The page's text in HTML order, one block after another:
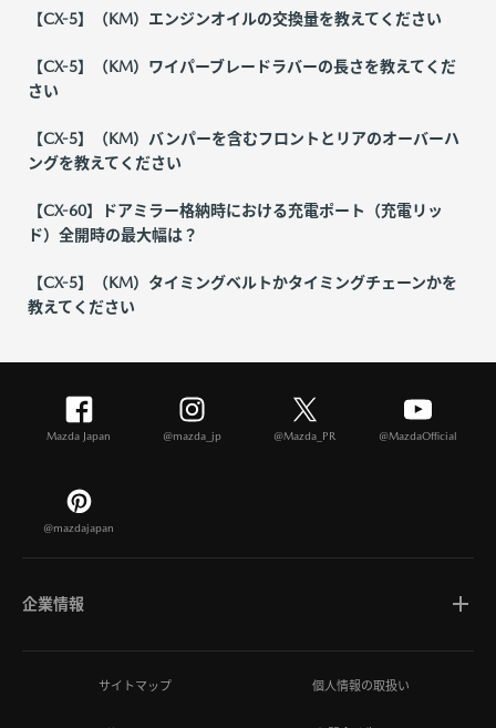
【CX-5】（KM）エンジンオイルの交換量を教えてください
【CX-5】（KM）ワイパーブレードラバーの長さを教えてくだ
さい
【CX-5】（KM）バンパーを含むフロントとリアのオーバーハ
ングを教えてください
【CX-60】ドアミラー格納時における充電ポート（充電リッ
ド）全開時の最大幅は？
【CX-5】（KM）タイミングベルトかタイミングチェーンかを
教えてください
Mazda Japan @mazda_jp @Mazda_PR @MazdaOfficial
@mazdajapan
企業情報
マツダについてサイトマップ 個人情報の取扱い